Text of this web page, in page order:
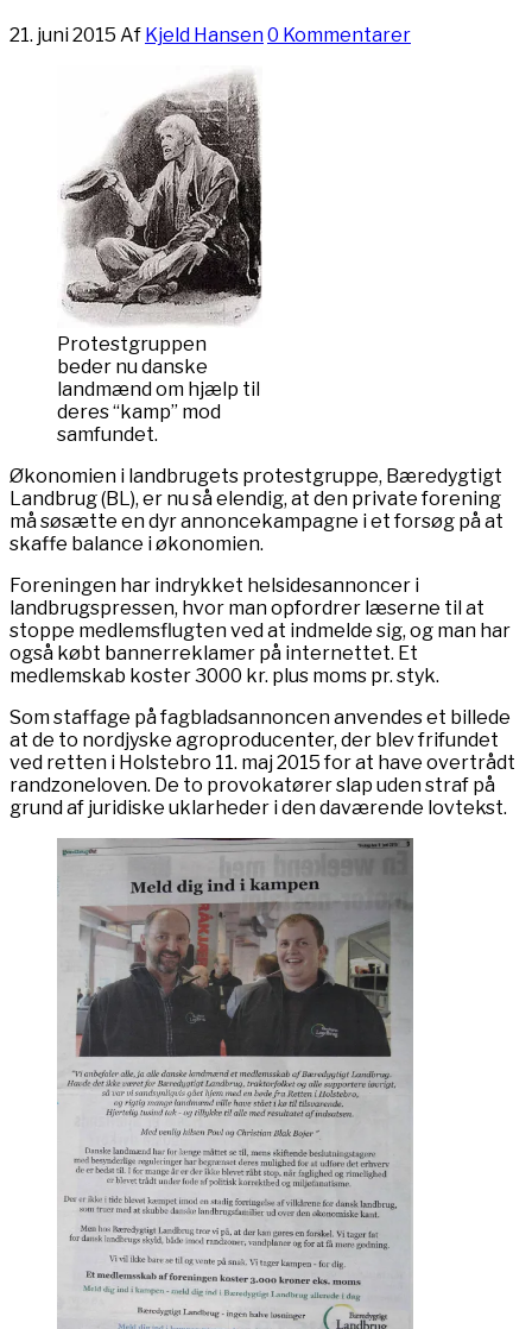
21. juni 2015 Af Kjeld Hansen0 Kommentarer
Protestgruppen
beder nu danske
landmænd om hjælp til
deres “kamp” mod
samfundet.
Økonomien i landbrugets protestgruppe, Bæredygtigt
Landbrug (BL), er nu så elendig, at den private forening
må søsætte en dyr annoncekampagne i et forsøg på at
skaffe balance i økonomien.
Foreningen har indrykket helsidesannoncer i
landbrugspressen, hvor man opfordrer læserne til at
stoppe medlemsflugten ved at indmelde sig, og man har
også købt bannerreklamer på internettet. Et
medlemskab koster 3000 kr. plus moms pr. styk.
Som staffage på fagbladsannoncen anvendes et billede
at de to nordjyske agroproducenter, der blev frifundet
ved retten i Holstebro 11. maj 2015 for at have overtrådt
randzoneloven. De to provokatører slap uden straf på
grund af juridiske uklarheder i den daværende lovtekst.